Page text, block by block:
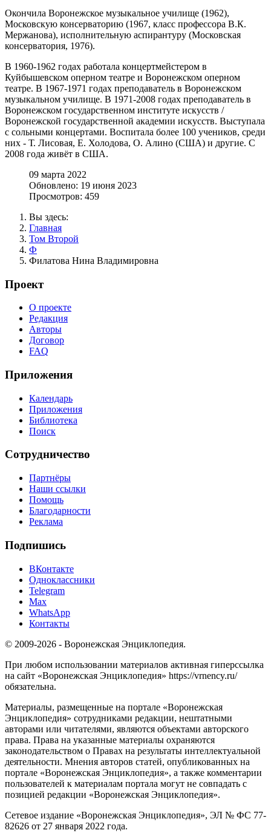
Окончила Воронежское музыкальное училище (1962),
Московскую консерваторию (1967, класс профессора В.К.
Мержанова), исполнительную аспирантуру (Московская
консерватория, 1976).
В 1960-1962 годах работала концертмейстером в
Куйбышевском оперном театре и Воронежском оперном
театре. В 1967-1971 годах преподаватель в Воронежском
музыкальном училище. В 1971-2008 годах преподаватель в
Воронежском государственном институте искусств /
Воронежской государственной академии искусств. Выступала
с сольными концертами. Воспитала более 100 учеников, среди
них - Т. Лисовая, Е. Холодова, О. Алино (США) и другие. С
2008 года живёт в США.
09 марта 2022
Обновлено: 19 июня 2023
Просмотров: 459
Вы здесь:
Главная
Том Второй
Ф
Филатова Нина Владимировна
Проект
О проекте
Редакция
Авторы
Договор
FAQ
Приложения
Календарь
Приложения
Библиотека
Поиск
Сотрудничество
Партнёры
Наши ссылки
Помощь
Благодарности
Реклама
Подпишись
ВКонтакте
Одноклассники
Telegram
Max
WhatsApp
Контакты
© 2009-2026 - Воронежская Энциклопедия.
При любом использовании материалов активная гиперссылка
на сайт «Воронежская Энциклопедия» https://vrnency.ru/
обязательна.
Материалы, размещенные на портале «Воронежская
Энциклопедия» сотрудниками редакции, нештатными
авторами или читателями, являются объектами авторского
права. Права на указанные материалы охраняются
законодательством о Правах на результаты интеллектуальной
деятельности. Мнения авторов статей, опубликованных на
портале «Воронежская Энциклопедия», а также комментарии
пользователей к материалам портала могут не совпадать с
позицией редакции «Воронежская Энциклопедия».
Сетевое издание «Воронежская Энциклопедия», ЭЛ № ФС 77-
82626 от 27 января 2022 года.